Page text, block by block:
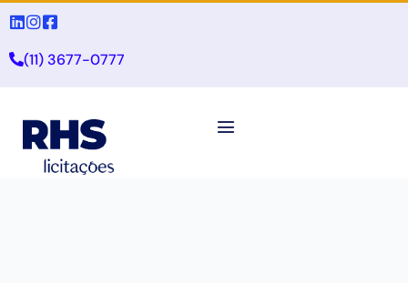
(11) 3677-0777